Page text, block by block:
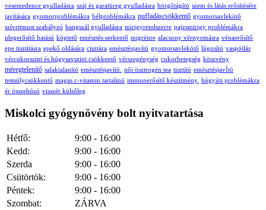
vesemedence gyulladásra száj és garatüreg gyulladásra hörgőtágító szem és látás erősítésére
javítására gyomorproblémákra bélproblémákra puffadáscsökkentő gyomorsavlekötő
szívritmust szabályzó hangszál gyulladásra mirigyrendszerre pajzsmirigy problémákra
idegerősítő hatású köptető emésztés serkentő migrénre alacsony vérnyomásra vénaerősítő
epe tisztításra epekő oldására cisztára emésztésjavító gyomorsavlekötő lúgosító vaspótlás
vércukorszint és húgysavszint csökkentő vérszegénység cukorbetegség köszvény
méregtelenítő salaktalanító emésztésjavító. női ösztrogén tea tisztító emésztésjavÍtó
testsúlycsökkentő magas c-vitamin tartalmú immunerősítő készítmény. húgyúti problémákra
ér összehúzó visszér külsőleg
Miskolci gyógynövény bolt nyitvatartása
Hétfő:
9:00 - 16:00
Kedd:
9:00 - 16:00
Szerda
9:00 - 16:00
Csütörtök:
9:00 - 16:00
Péntek:
9:00 - 16:00
Szombat:
ZÁRVA